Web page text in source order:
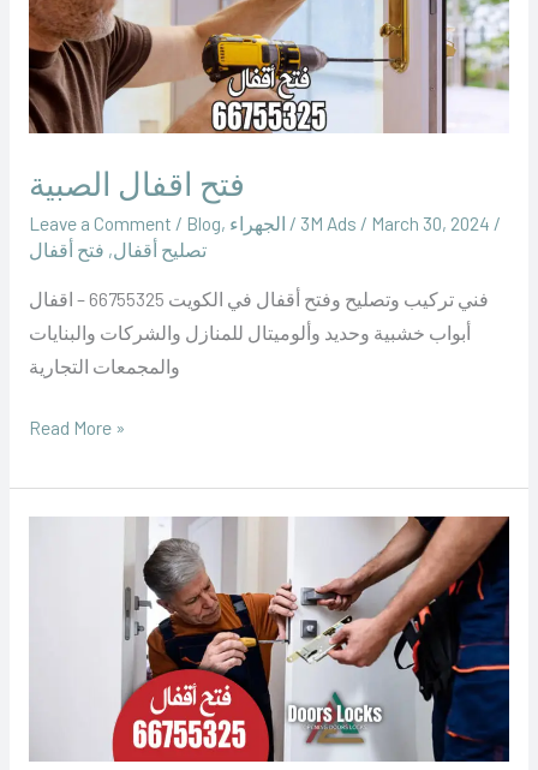
فتح اقفال الصبية
Leave a Comment / Blog, الجهراء / / March 30, 2024 /
تصليح أقفال, فتح أقفال
فني تركيب وتصليح وفتح أقفال في الكويت 66755325 – اقفال
أبواب خشبية وحديد وألوميتال للمنازل والشركات والبنايات
والمجمعات التجارية
Read More »